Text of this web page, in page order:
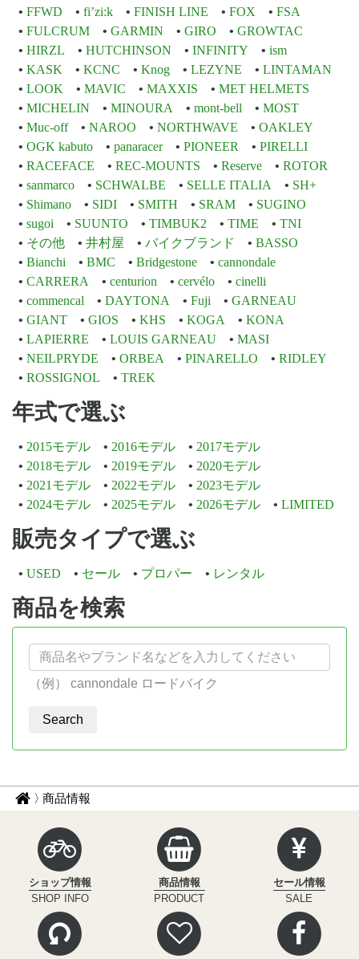
FFWD
fi’zi:k FINISH LINE FOX
FSA
FULCRUM
GARMIN GIRO
GROWTAC
HIRZL
HUTCHINSON INFINITY
ism
KASK
KCNC Knog LEZYNE
LINTAMAN
LOOK
MAVIC MAXXIS
MET HELMETS
MICHELIN
MINOURA mont-bell
MOST
Muc-off
NAROO NORTHWAVE
OAKLEY
OGK kabuto
panaracer PIONEER
PIRELLI
RACEFACE
REC-MOUNTS Reserve
ROTOR
sanmarco
SCHWALBE SELLE ITALIA
SH+
Shimano
SIDI SMITH SRAM
SUGINO
sugoi
SUUNTO TIMBUK2 TIME
TNI
その他
井村屋 バイクブランド
BASSO
Bianchi
BMC Bridgestone
cannondale
CARRERA
centurion cervélo
cinelli
commencal
DAYTONA Fuji
GARNEAU
GIANT
GIOS KHS KOGA
KONA
LAPIERRE
LOUIS GARNEAU
MASI
NEILPRYDE
ORBEA PINARELLO
RIDLEY
ROSSIGNOL
TREK
年式で選ぶ
2015モデル 2016モデル
2017モデル
2018モデル
2019モデル
2020モデル
2021モデル
2022モデル
2023モデル
2024モデル
2025モデル 2026モデル LIMITED
販売タイプで選ぶ
USED セール プロパー レンタル
商品を検索
（例） cannondale ロードバイク
パ
ナ
サ
ク
ル
イ
ン
フ
ィ
ニ
商品情報
ショップ情報
SHOP INFO
商品情報
PRODUCT
セール情報
SALE